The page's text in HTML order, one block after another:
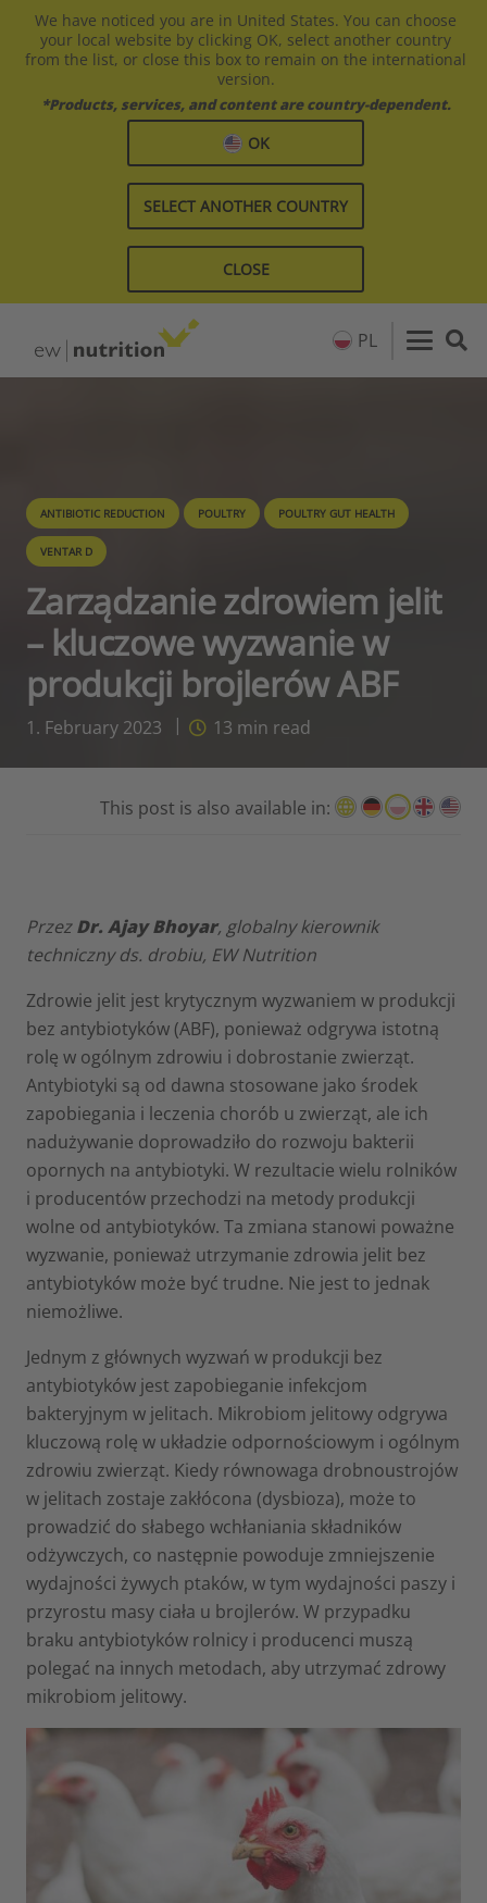
We have noticed you are in United States. You can choose
your local website by clicking OK, select another country
from the list, or close this box to remain on the international
version.
*Products, services, and content are country-dependent.
OK
SELECT ANOTHER COUNTRY
CLOSE
PL
ANTIBIOTIC REDUCTION POULTRY POULTRY GUT HEALTH
VENTAR D
Zarządzanie zdrowiem jelit
– kluczowe wyzwanie w
produkcji brojlerów ABF
1. February 2023 13 min read
This post is also available in:
PrzezDr. Ajay Bhoyar, globalny kierownik
techniczny ds. drobiu, EW Nutrition
Zdrowie jelit jest krytycznym wyzwaniem w produkcji
bez antybiotyków (ABF), ponieważ odgrywa istotną
rolę w ogólnym zdrowiu i dobrostanie zwierząt.
Antybiotyki są od dawna stosowane jako środek
zapobiegania i leczenia chorób u zwierząt, ale ich
nadużywanie doprowadziło do rozwoju bakterii
opornych na antybiotyki. W rezultacie wielu rolników
i producentów przechodzi na metody produkcji
wolne od antybiotyków. Ta zmiana stanowi poważne
wyzwanie, ponieważ utrzymanie zdrowia jelit bez
antybiotyków może być trudne. Nie jest to jednak
niemożliwe.
Jednym z głównych wyzwań w produkcji bez
antybiotyków jest zapobieganie infekcjom
bakteryjnym w jelitach. Mikrobiom jelitowy odgrywa
kluczową rolę w układzie odpornościowym i ogólnym
zdrowiu zwierząt. Kiedy równowaga drobnoustrojów
w jelitach zostaje zakłócona (dysbioza), może to
prowadzić do słabego wchłaniania składników
odżywczych, co następnie powoduje zmniejszenie
wydajności żywych ptaków, w tym wydajności paszy i
przyrostu masy ciała u brojlerów. W przypadku
braku antybiotyków rolnicy i producenci muszą
polegać na innych metodach, aby utrzymać zdrowy
mikrobiom jelitowy.